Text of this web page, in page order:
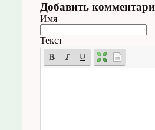
Добавить
Имя
Текст